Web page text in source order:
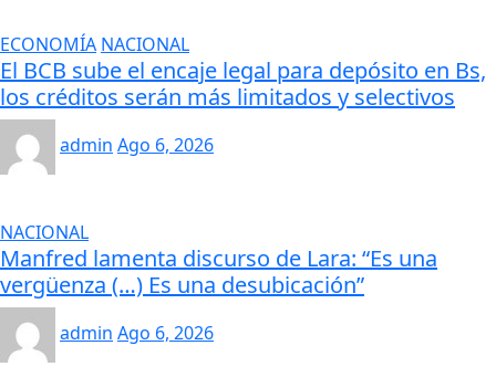
ECONOMÍA NACIONAL
El BCB sube el encaje legal para depósito en Bs,
los créditos serán más limitados y selectivos
admin Ago 6, 2026
NACIONAL
Manfred lamenta discurso de Lara: “Es una
vergüenza (…) Es una desubicación”
admin Ago 6, 2026